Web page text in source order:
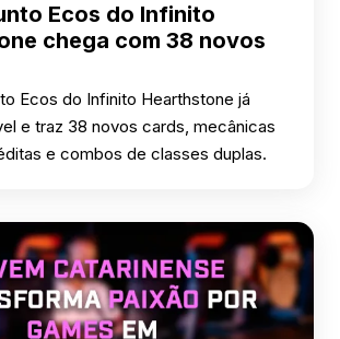
Ecos do Infinito
chega com 38 novos
Ecos do Infinito Hearthstone já
e traz 38 novos cards, mecânicas
e combos de classes duplas.